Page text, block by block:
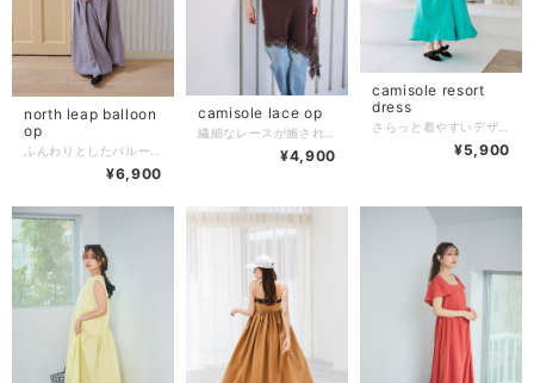
north leap balloon
op
¥6,900
camisole lace op
¥4,900
camisole resort
dress
¥5,900